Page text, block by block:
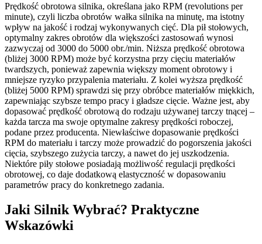
Prędkość obrotowa silnika, określana jako RPM (revolutions per
minute), czyli liczba obrotów wałka silnika na minutę, ma istotny
wpływ na jakość i rodzaj wykonywanych cięć. Dla pił stołowych,
optymalny zakres obrotów dla większości zastosowań wynosi
zazwyczaj od 3000 do 5000 obr./min. Niższa prędkość obrotowa
(bliżej 3000 RPM) może być korzystna przy cięciu materiałów
twardszych, ponieważ zapewnia większy moment obrotowy i
mniejsze ryzyko przypalenia materiału. Z kolei wyższa prędkość
(bliżej 5000 RPM) sprawdzi się przy obróbce materiałów miękkich,
zapewniając szybsze tempo pracy i gładsze cięcie. Ważne jest, aby
dopasować prędkość obrotową do rodzaju używanej tarczy tnącej –
każda tarcza ma swoje optymalne zakresy prędkości roboczej,
podane przez producenta. Niewłaściwe dopasowanie prędkości
RPM do materiału i tarczy może prowadzić do pogorszenia jakości
cięcia, szybszego zużycia tarczy, a nawet do jej uszkodzenia.
Niektóre piły stołowe posiadają możliwość regulacji prędkości
obrotowej, co daje dodatkową elastyczność w dopasowaniu
parametrów pracy do konkretnego zadania.
Jaki Silnik Wybrać? Praktyczne
Wskazówki